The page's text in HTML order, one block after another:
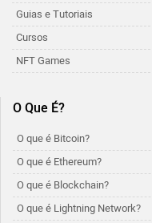
Guias e Tutoriais
Cursos
NFT Games
O Que É?
O que é Bitcoin?
O que é Ethereum?
O que é Blockchain?
O que é Lightning Network?